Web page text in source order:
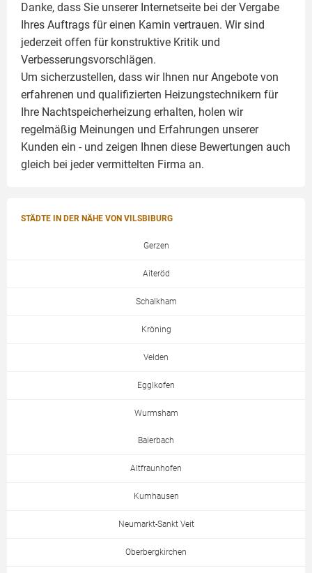
Danke, dass Sie unserer Internetseite bei der Vergabe
Ihres Auftrags für einen Kamin vertrauen. Wir sind
jederzeit offen für konstruktive Kritik und
Verbesserungsvorschlägen.
Um sicherzustellen, dass wir Ihnen nur Angebote von
erfahrenen und qualifizierten Heizungstechnikern für
Ihre Nachtspeicherheizung erhalten, holen wir
regelmäßig Meinungen und Erfahrungen unserer
Kunden ein - und zeigen Ihnen diese Bewertungen auch
gleich bei jeder vermittelten Firma an.
STÄDTE IN DER NÄHE VON VILSBIBURG
Gerzen
Aiteröd
Schalkham
Kröning
Velden
Egglkofen
Wurmsham
Baierbach
Altfraunhofen
Kumhausen
Neumarkt-Sankt Veit
Oberbergkirchen